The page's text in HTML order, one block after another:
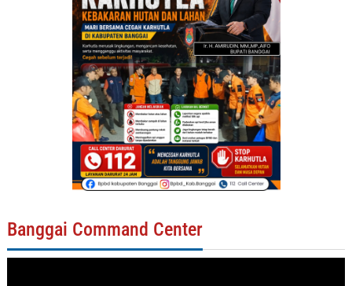
Banggai Command Center